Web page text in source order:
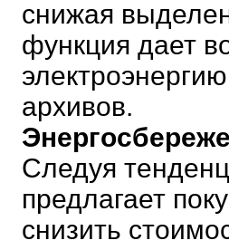
снижая
функция дает
архивов.
Следуя
предлагает
снизить